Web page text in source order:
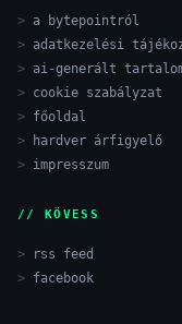
a bytepointról
adatkezelési
ai-generált
cookie szabályzat
főoldal
hardver árfigyelő
impresszum
// KÖVESS
rss feed
facebook